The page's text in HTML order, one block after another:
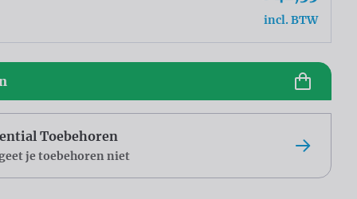
incl. BTW
Toebehoren
je toebehoren niet